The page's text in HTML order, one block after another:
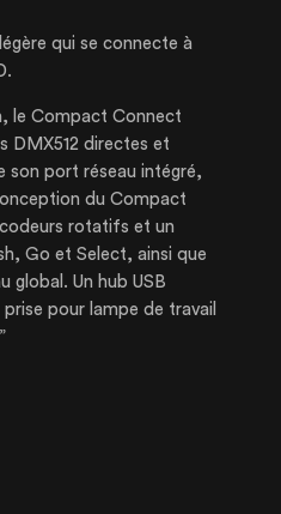
qui se connecte à
le Compact Connect
DMX512 directes et
son port réseau intégré,
du Compact
rotatifs et un
Go et Select, ainsi que
global. Un hub USB
pour lampe de travail